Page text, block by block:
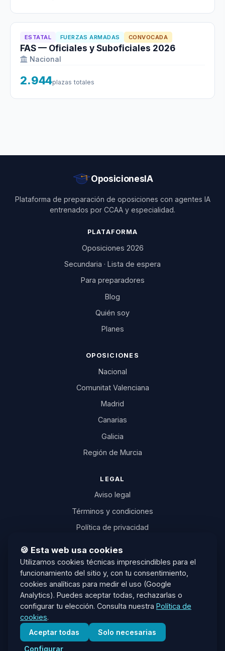
ESTATAL FUERZAS ARMADAS CONVOCADA
FAS — Oficiales y Suboficiales 2026
Nacional
2.944plazas totales
OposicionesIA
Plataforma de preparación de oposiciones con agentes IA
entrenados por CCAA y especialidad.
PLATAFORMA
Oposiciones 2026
Secundaria · Lista de espera
Para preparadores
Blog
Quién soy
Planes
OPOSICIONES
Nacional
Comunitat Valenciana
Madrid
Canarias
Galicia
Región de Murcia
LEGAL
Aviso legal
Términos y condiciones
Política de privacidad
Desistimiento
Transparencia IA
Plataforma ODR (UE)
info@oposicionesia.com
© 2026Edu Torregrosa
🍪 Esta web usa cookies
Utilizamos cookies técnicas imprescindibles para el
funcionamiento del sitio y, con tu consentimiento,
cookies analíticas para medir el uso (Google
Analytics). Puedes aceptar todas, rechazarlas o
configurar tu elección. Consulta nuestra Política de
cookies.
Aceptar todas
Solo necesarias
Configurar